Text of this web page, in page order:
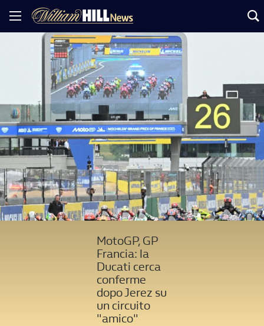
MotoGP, GP
Francia: la
Ducati cerca
conferme
dopo Jerez su
un circuito
"amico"